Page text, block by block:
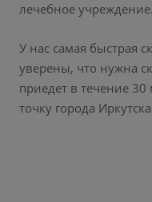
лечебное учреждение.
У нас самая быстрая
уверены, что нужна
приедет в течение
точку города